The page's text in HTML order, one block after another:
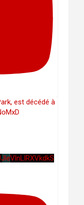
est décédé à